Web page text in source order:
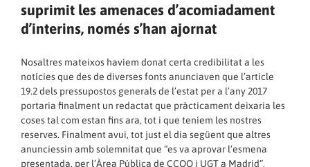
suprimit les amenaces d’acomiadament
d’interins, només s’han ajornat
Nosaltres mateixos havíem donat certa credibilitat a les
notícies que des de diverses fonts anunciaven que l’article
19.2 dels pressupostos generals de l’estat per a l’any 2017
portaria finalment un redactat que pràcticament deixaria les
coses tal com estan fins ara, tot i que teníem les nostres
reserves. Finalment avui, tot just el dia següent que altres
anunciessin amb solemnitat que “es va aprovar l’esmena
presentada, per l’Àrea Pública de CCOO i UGT a Madrid“,